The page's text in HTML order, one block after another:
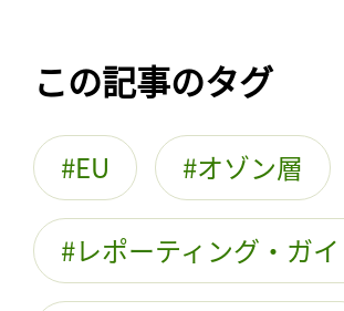
この記事のタグ
EU オゾン層
レポーティング・ガ